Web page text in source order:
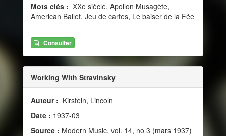
Mots clés : XXe siècle, Apollon Musagète,
American Ballet, Jeu de cartes, Le baiser de la Fée
Consulter
Working With Stravinsky
Auteur : Kirstein, Lincoln
Date : 1937-03
Source : Modern Music, vol. 14, no 3 (mars 1937)